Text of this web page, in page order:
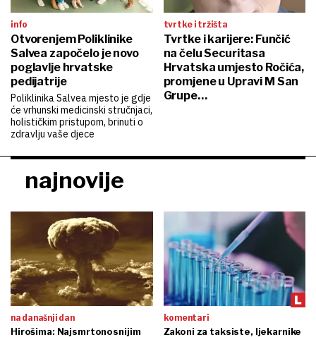
info
Otvorenjem Poliklinike
Salvea započelo je novo
poglavlje hrvatske
pedijatrije
Poliklinika Salvea mjesto je gdje
će vrhunski medicinski stručnjaci,
holističkim pristupom, brinuti o
zdravlju vaše djece
tvrtke i tržišta
Tvrtke i karijere: Funčić
na čelu Securitasa
Hrvatska umjesto Ročića,
promjene u Upravi M San
Grupe…
najnovije
na današnji dan
Hirošima: Najsmrtonosnijim
komentari
Zakoni za taksiste, ljekarnike